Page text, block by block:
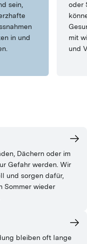
sein,
in und
oder
mit
und
Dächern oder im
Gefahr werden. Wir
und sorgen dafür,
Sommer wieder
bleiben oft lange